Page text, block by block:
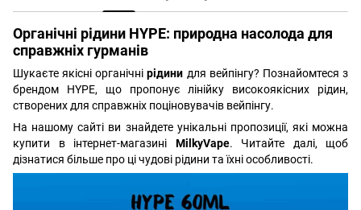
Органічні рідини HYPE: природна насолода для
справжніх гурманів
Шукаєте якісні органічнірідини для вейпінгу? Познайомтеся з
брендом HYPE, що пропонує лінійку високоякісних рідин,
створених для справжніх поціновувачів вейпінгу.
На нашому сайті ви знайдете унікальні пропозиції, які можна
купити в інтернет-магазині MilkyVape. Читайте далі, щоб
дізнатися більше про ці чудові рідини та їхні особливості.